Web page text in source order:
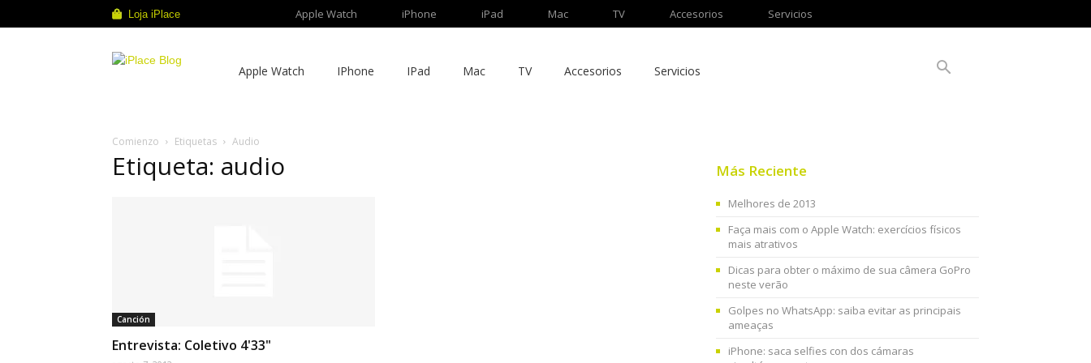
Loja iPlace Apple Watch iPhone iPad Mac TV Accesorios Servicios
Apple Watch IPhone IPad Mac TV Accesorios Servicios
Comienzo Etiquetas Audio
Etiqueta: audio
Canción
Entrevista: Coletivo 4'33"
Más Reciente
Melhores de 2013
Faça mais com o Apple Watch: exercícios físicos
mais atrativos
Dicas para obter o máximo de sua câmera GoPro
neste verão
Golpes no WhatsApp: saiba evitar as principais
ameaças
iPhone: saca selfies con dos cámaras